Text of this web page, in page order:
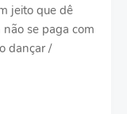
jeito que dê
se paga com
dançar /